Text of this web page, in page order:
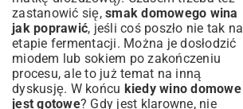
zastanowić się, smak domowego wina
jak poprawić, jeśli coś poszło nie tak na
etapie fermentacji. Można je dosłodzić
miodem lub sokiem po zakończeniu
procesu, ale to już temat na inną
dyskusję. W końcu kiedy wino domowe
jest gotowe? Gdy jest klarowne, nie